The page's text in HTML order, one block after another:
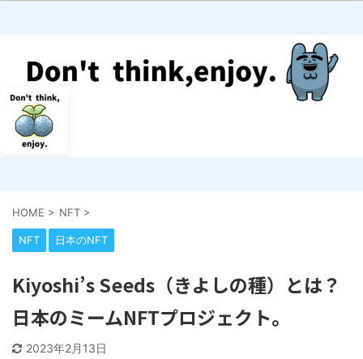
HOME > NFT >
NFT 日本のNFT
Kiyoshi’s Seeds（きよしの種）とは？
日本のミームNFTプロジェクト。
2023年2月13日